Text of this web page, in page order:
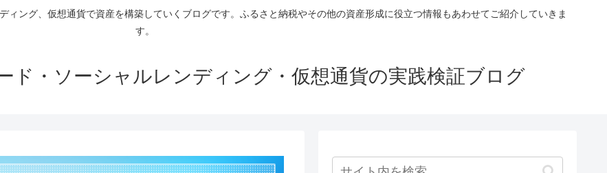
ィング、仮想通貨で資産を構築していくブログです。ふるさと納税やその他の資産形成に役立つ情報もあわせてご紹介していきま
す。
ド・ソーシャルレンディング・仮想通貨の実践検証ブログ